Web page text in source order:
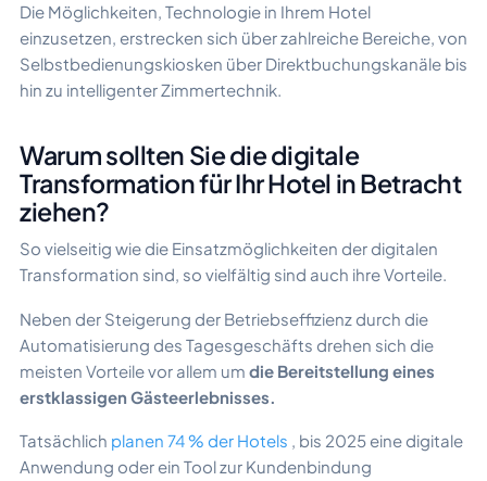
Die Möglichkeiten, Technologie in Ihrem Hotel
einzusetzen, erstrecken sich über zahlreiche Bereiche, von
Selbstbedienungskiosken über Direktbuchungskanäle bis
hin zu intelligenter Zimmertechnik.
Warum sollten Sie die digitale
Transformation für Ihr Hotel in Betracht
ziehen?
So vielseitig wie die Einsatzmöglichkeiten der digitalen
Transformation sind, so vielfältig sind auch ihre Vorteile.
Neben der Steigerung der Betriebseffizienz durch die
Automatisierung des Tagesgeschäfts drehen sich die
meisten Vorteile vor allem um die Bereitstellung eines
erstklassigen Gästeerlebnisses.
Tatsächlich planen 74 % der Hotels , bis 2025 eine digitale
Anwendung oder ein Tool zur Kundenbindung